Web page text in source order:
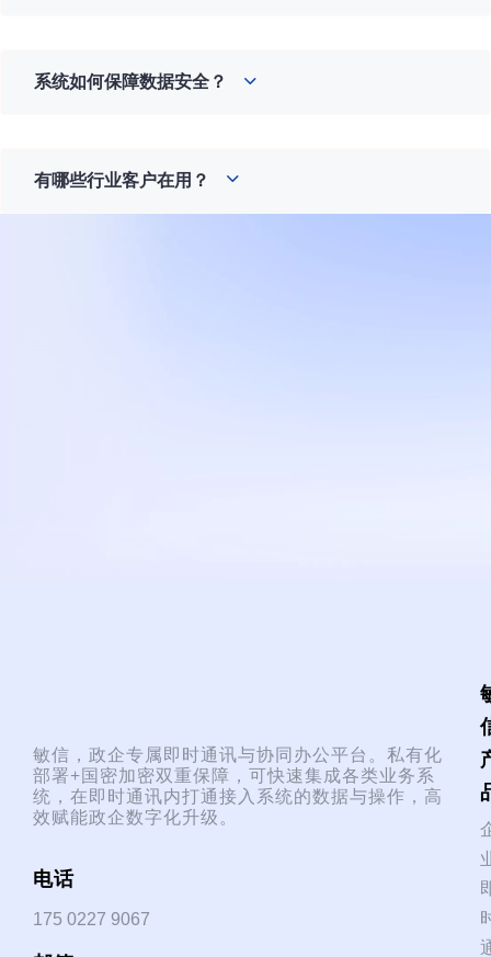
系统如何保障数据安全？
有哪些行业客户在用？
敏信，政企专属即时通讯与协同办公平台。私有化
部署+国密加密双重保障，可快速集成各类业务系
统，在即时通讯内打通接入系统的数据与操作，高
效赋能政企数字化升级。
电话
175 0227 9067